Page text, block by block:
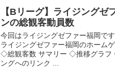
【Bリーグ】ライジング
ンの総観客動員数
今回はライジングゼファー福岡で
ライジングゼファー福岡のホーム
◇総観客数 サマリー ◇推移グラフ
ングへのリンク ...